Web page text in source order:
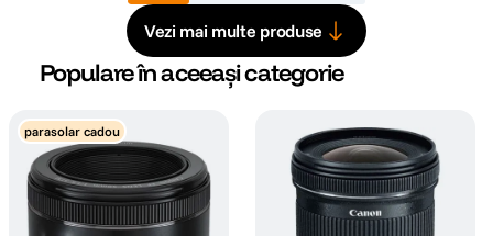
Vezi mai multe produse
Populare în aceeași categorie
parasolar cadou